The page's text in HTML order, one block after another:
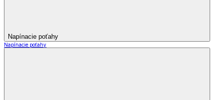
Napínacie poťahy
Napínacie poťahy